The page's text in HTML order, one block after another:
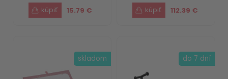
15.79 € 112.39 €
skladom do 7 dní